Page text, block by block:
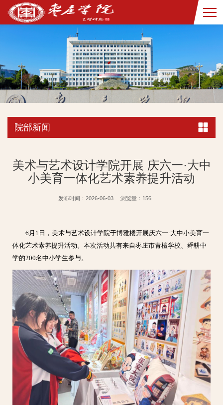
院部新闻
美术与艺术设计学院开展 庆六一·大中
小美育一体化艺术素养提升活动
发布时间：2026-06-03 浏览量： 156
6月1日，美术与艺术设计学院于博雅楼开展庆六一·大中小美育一
体化艺术素养提升活动。本次活动共有来自枣庄市青檀学校、舜耕中
学的200名中小学生参与。